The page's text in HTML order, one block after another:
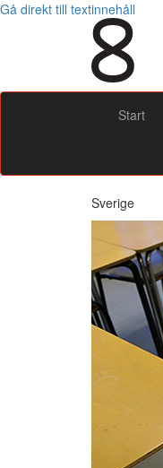
Gå direkt till textinnehåll
Start
Sverige